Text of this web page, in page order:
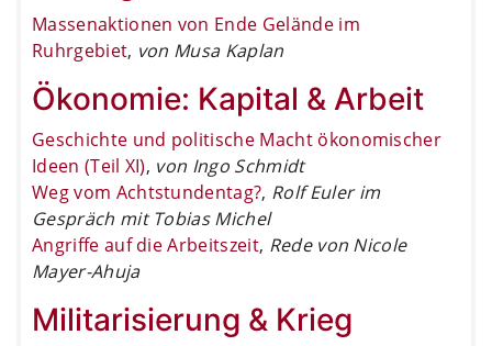
Massenaktionen von Ende Gelände im
Ruhrgebiet, von Musa Kaplan
Ökonomie: Kapital & Arbeit
Geschichte und politische Macht ökonomischer
Ideen (Teil XI), von Ingo Schmidt
Weg vom Achtstundentag?, Rolf Euler im
Gespräch mit Tobias Michel
Angriffe auf die Arbeitszeit, Rede von Nicole
Mayer-Ahuja
Militarisierung & Krieg